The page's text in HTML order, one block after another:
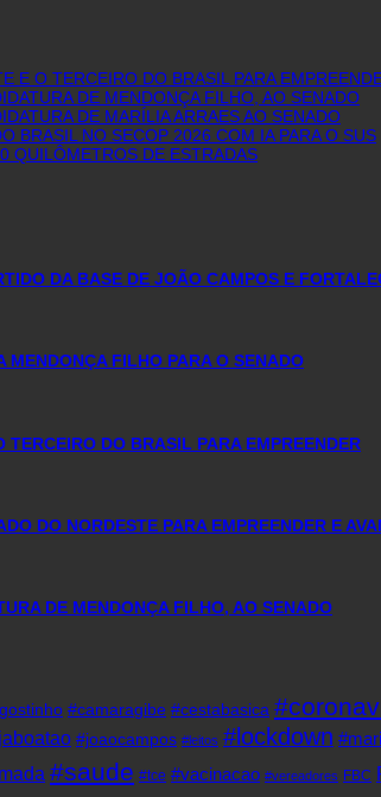
E O TERCEIRO DO BRASIL PARA
DE MENDONÇA FILHO, AO SENADO
DE MARÍLIA ARRAES AO SENADO
BRASIL NO SECOP 2026 COM IA PARA O SUS
QUILÔMETROS DE ESTRADAS
DA BASE DE JOÃO CAMPOS E
MENDONÇA FILHO PARA O SENADO
DO BRASIL PARA EMPREENDER
DO NORDESTE PARA EMPREENDER E
DE MENDONÇA FILHO, AO SENADO
#camaragibe #cestabasica
#joaocampos #leitos #lockdown
#saude #tce #vacinacao #vereadores FBC